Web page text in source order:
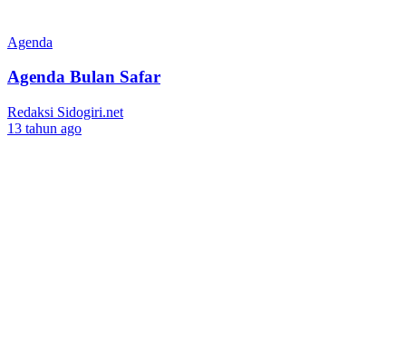
Agenda
Agenda Bulan Safar
Redaksi Sidogiri.net
13 tahun ago